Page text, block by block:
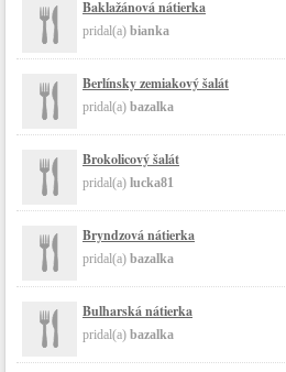
Baklažánová nátierka
pridal(a) bianka
Berlínsky zemiakový šalát
pridal(a) bazalka
Brokolicový šalát
pridal(a) lucka81
Bryndzová nátierka
pridal(a) bazalka
Bulharská nátierka
pridal(a) bazalka